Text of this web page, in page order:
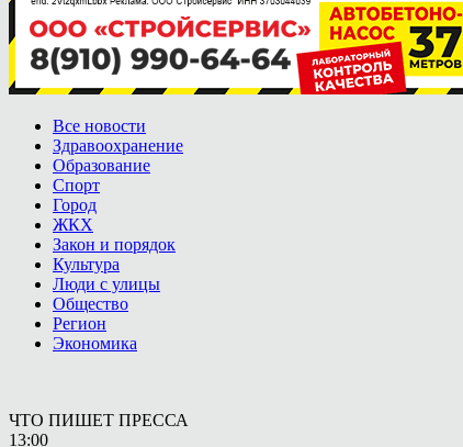
Все новости
Здравоохранение
Образование
Спорт
Город
ЖКХ
Закон и порядок
Культура
Люди с улицы
Общество
Регион
Экономика
ЧТО ПИШЕТ ПРЕССА
13:00